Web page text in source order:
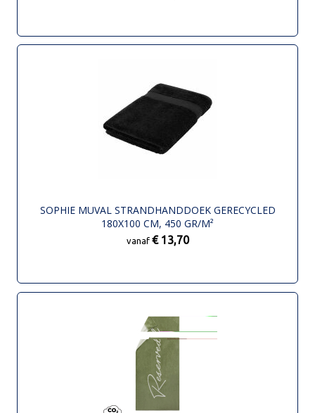
SOPHIE MUVAL STRANDHANDDOEK GERECYCLED
180X100 CM, 450 GR/M²
vanaf € 13,70